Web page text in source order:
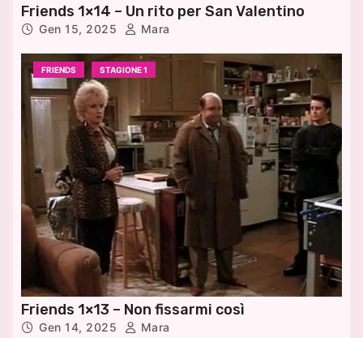
Friends 1×14 – Un rito per San Valentino
Gen 15, 2025 Mara
FRIENDS STAGIONE 1
Friends 1×13 – Non fissarmi così
Gen 14, 2025 Mara